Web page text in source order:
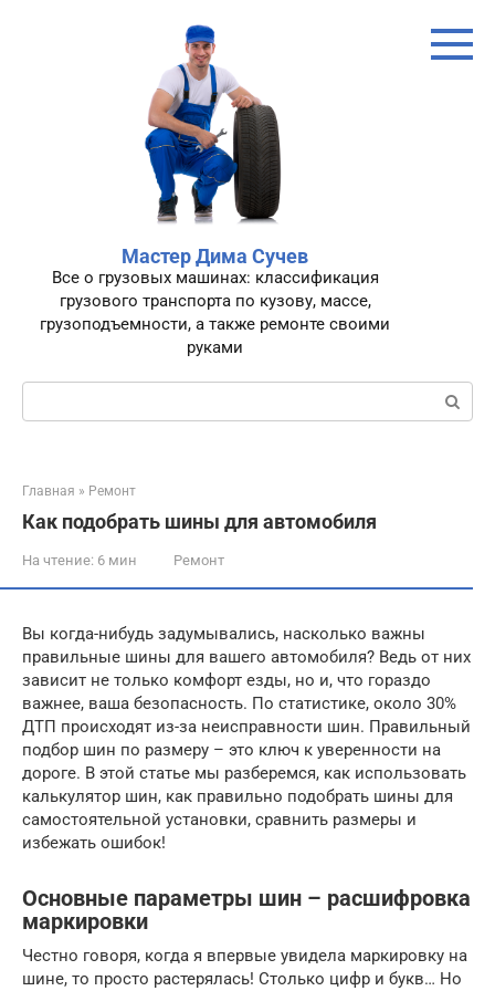
Мастер Дима Сучев
Все о грузовых машинах: классификация
грузового транспорта по кузову, массе,
грузоподъемности, а также ремонте своими
руками
Поиск:
Главная » Ремонт
Как подобрать шины для автомобиля
На чтение: 6 мин Ремонт
Вы когда-нибудь задумывались, насколько важны
правильные шины для вашего автомобиля? Ведь от них
зависит не только комфорт езды, но и, что гораздо
важнее, ваша безопасность. По статистике, около 30%
ДТП происходят из-за неисправности шин. Правильный
подбор шин по размеру – это ключ к уверенности на
дороге. В этой статье мы разберемся, как использовать
калькулятор шин, как правильно подобрать шины для
самостоятельной установки, сравнить размеры и
избежать ошибок!
Основные параметры шин – расшифровка
маркировки
Честно говоря, когда я впервые увидела маркировку на
шине, то просто растерялась! Столько цифр и букв… Но